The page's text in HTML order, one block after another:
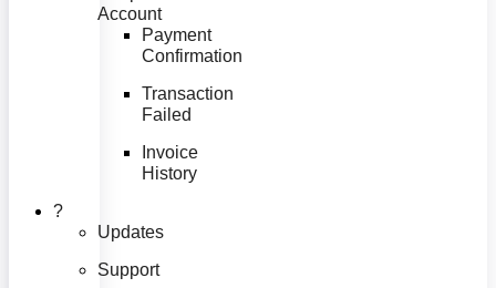
Account
Payment
Confirmation
Transaction
Failed
Invoice
History
?
Updates
Support